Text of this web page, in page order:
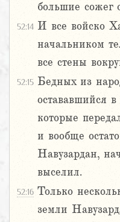
большие сожег
52:14 И все войско
начальником
все стены
52:15 Бедных из
остававшийся
которые
и вообще
Навузардан,
выселил.
52:16 Только
земли